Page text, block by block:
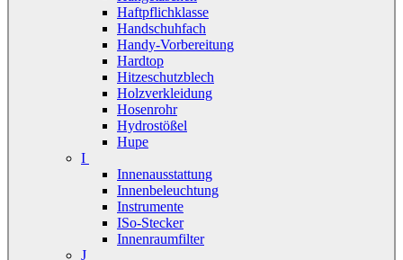
Haftpflichklasse
Handschuhfach
Handy-Vorbereitung
Hardtop
Hitzeschutzblech
Holzverkleidung
Hosenrohr
Hydrostößel
Hupe
I
Innenausstattung
Innenbeleuchtung
Instrumente
ISo-Stecker
Innenraumfilter
J